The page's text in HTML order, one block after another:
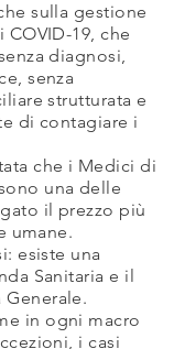
sulla gestione
19, che
diagnosi,
senza
strutturata e
di contagiare i
che i Medici di
una delle
il prezzo più
umane.
esiste una
Sanitaria e il
in ogni macro
i casi